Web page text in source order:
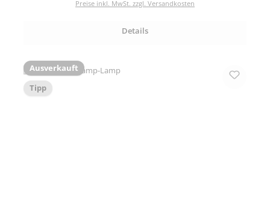
Preise inkl. MwSt. zzgl. Versandkosten
Details
Ausverkauft
Tipp